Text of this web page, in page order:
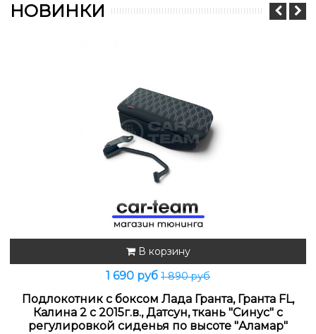
НОВИНКИ
В корзину
1 690 руб 1 890 руб
Подлокотник с боксом Лада Гранта, Гранта FL,
Калина 2 с 2015г.в., Датсун, ткань "Синус" с
регулировкой сиденья по высоте "Аламар"